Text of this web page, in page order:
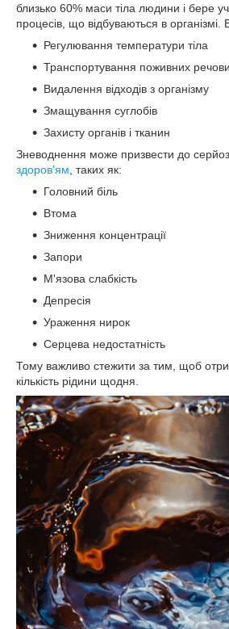
близько 60% маси тіла людини і бере
процесів, що відбуваються в
Регулювання температури тіла
Транспортування поживних
Видалення відходів з організму
Змащування суглобів
Захисту органів і тканин
Зневоднення може призвести до
здоров'ям , таких як:
Головний біль
Втома
Зниження концентрації
Запори
М'язова слабкість
Депресія
Ураження нирок
Серцева недостатність
Тому важливо стежити за тим, щоб
кількість рідини щодня.